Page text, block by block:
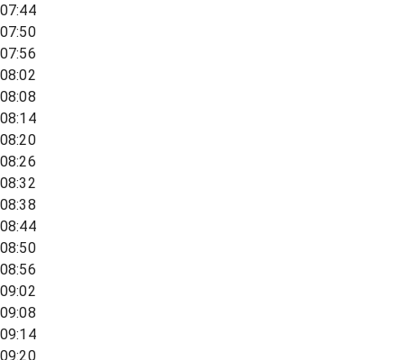
07:44
07:50
07:56
08:02
08:08
08:14
08:20
08:26
08:32
08:38
08:44
08:50
08:56
09:02
09:08
09:14
09:20